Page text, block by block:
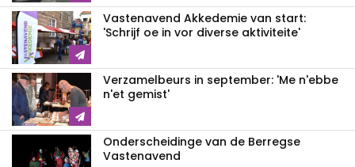
Vastenavend Akkedemie van start:
'Schrijf oe in vor diverse aktiviteite'
Verzamelbeurs in september: 'Me n'ebbe
n'et gemist'
Onderscheidinge van de Berregse
Vastenavend